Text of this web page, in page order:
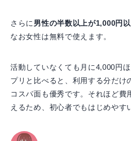
さらに 男性の半数以上が1,000円
なお女性は無料で使えます。
活動していなくても月に4,000円
プリと比べると、利用する分だけ
コスパ面も優秀です。それほど費
えるため、初心者でもはじめやす